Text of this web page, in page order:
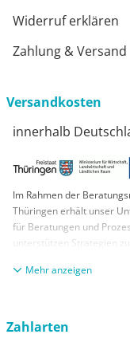
Widerruf erklären
Zahlung & Versand
Versandkosten
innerhalb
Im Rahmen der
Thüringen erhält unser
für Beratungen und
unterstützen Strategien
KMUs. Die daraus
aus Mitteln des
anzeigen
Zahlarten